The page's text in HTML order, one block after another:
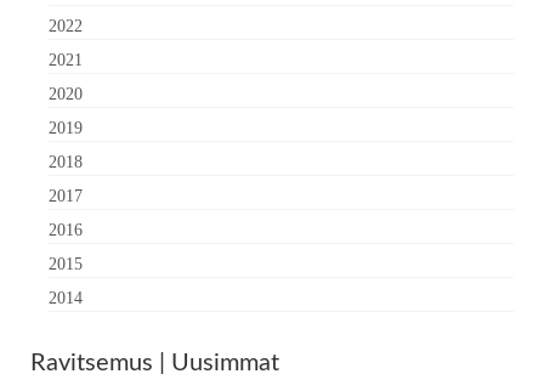
2022
2021
2020
2019
2018
2017
2016
2015
2014
Ravitsemus | Uusimmat